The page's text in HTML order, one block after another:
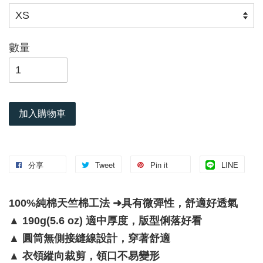
數量
加入購物車
分享 Tweet Pin it LINE
100%純棉天竺棉工法 ➜具有微彈性，舒適好透氣
▲ 190g(5.6 oz) 適中厚度，版型俐落好看
▲ 圓筒無側接縫線設計，穿著舒適
▲ 衣領縱向裁剪，領口不易變形